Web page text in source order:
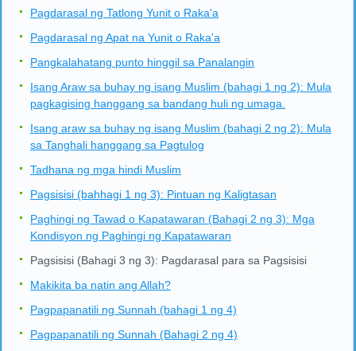
Pagdarasal ng Tatlong Yunit o Raka'a
Pagdarasal ng Apat na Yunit o Raka'a
Pangkalahatang punto hinggil sa Panalangin
Isang Araw sa buhay ng isang Muslim (bahagi 1 ng 2): Mula
pagkagising hanggang sa bandang huli ng umaga.
Isang araw sa buhay ng isang Muslim (bahagi 2 ng 2): Mula
sa Tanghali hanggang sa Pagtulog
Tadhana ng mga hindi Muslim
Pagsisisi (bahhagi 1 ng 3): Pintuan ng Kaligtasan
Paghingi ng Tawad o Kapatawaran (Bahagi 2 ng 3): Mga
Kondisyon ng Paghingi ng Kapatawaran
Pagsisisi (Bahagi 3 ng 3): Pagdarasal para sa Pagsisisi
Makikita ba natin ang Allah?
Pagpapanatili ng Sunnah (bahagi 1 ng 4)
Pagpapanatili ng Sunnah (Bahagi 2 ng 4)